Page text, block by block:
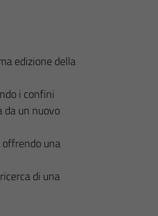
edizione della
i confini
un nuovo
una
di una